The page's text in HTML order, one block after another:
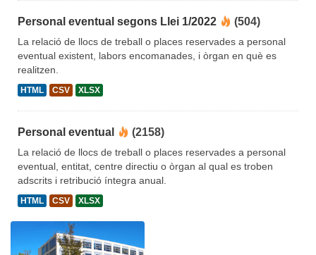
Personal eventual segons Llei 1/2022 (504)
La relació de llocs de treball o places reservades a personal
eventual existent, labors encomanades, i òrgan en què es
realitzen.
HTML CSV XLSX
Personal eventual (2158)
La relació de llocs de treball o places reservades a personal
eventual, entitat, centre directiu o òrgan al qual es troben
adscrits i retribució íntegra anual.
HTML CSV XLSX